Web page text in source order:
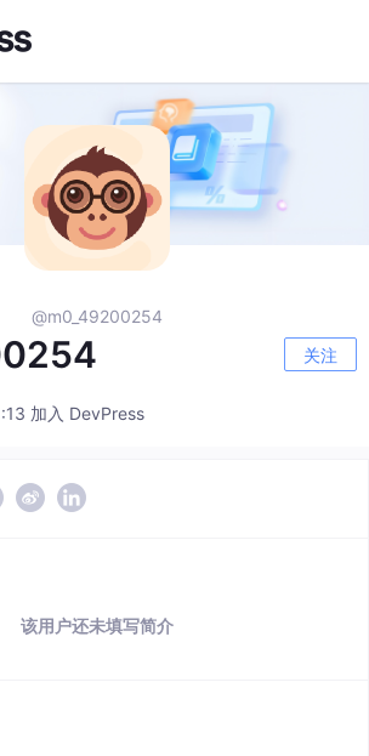
@m0_49200254
关注
加入 DevPress
该用户还未填写简介